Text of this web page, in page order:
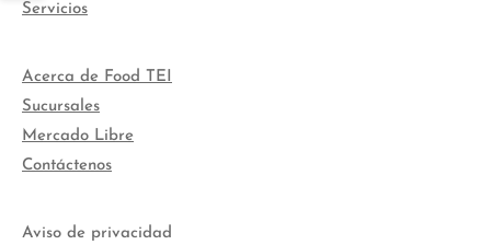
Servicios
Acerca de Food TEI
Sucursales
Mercado Libre
Contáctenos
Aviso de privacidad